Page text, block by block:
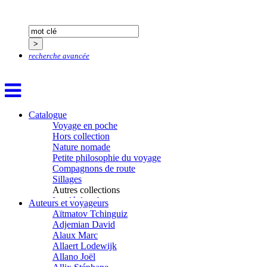
recherche avancée
Catalogue
Voyage en poche
Hors collection
Nature nomade
Petite philosophie du voyage
Compagnons de route
Sillages
Autres collections
La clé des champs
Chemins d’étoiles
Visions
Auteurs et voyageurs
Aïtmatov Tchinguiz
Adjemian David
Alaux Marc
Allaert Lodewijk
Allano Joël